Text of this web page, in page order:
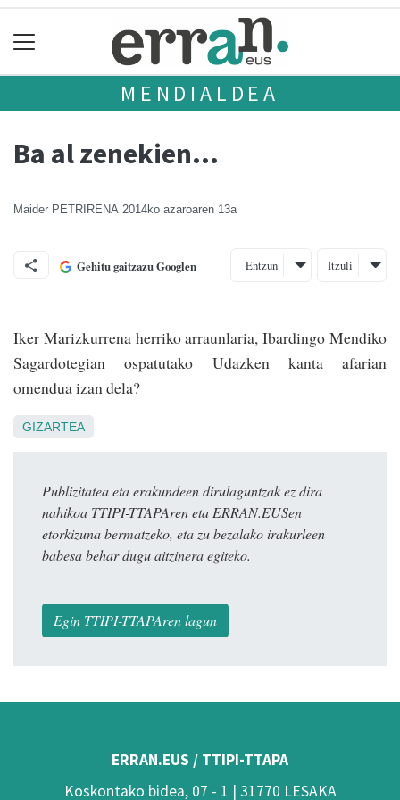
MENDIALDEA
Ba al zenekien...
Maider PETRIRENA 2014ko azaroaren 13a
Gehitu gaitzazu Googlen Entzun Itzuli
Iker Marizkurrena herriko arraunlaria, Ibardingo Mendiko
Sagardotegian ospatutako Udazken kanta afarian
omendua izan dela?
GIZARTEA
Publizitatea eta erakundeen dirulaguntzak ez dira
nahikoa TTIPI-TTAPAren eta ERRAN.EUSen
etorkizuna bermatzeko, eta zu bezalako irakurleen
babesa behar dugu aitzinera egiteko.
Egin TTIPI-TTAPAren lagun
ERRAN.EUS / TTIPI-TTAPA
Koskontako bidea, 07 - 1 | 31770 LESAKA